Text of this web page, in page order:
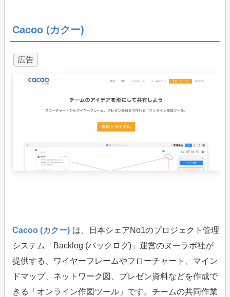
Cacoo (カクー)
広告
Cacoo (カクー) は、日本シェアNo1のプロジェクト管理
システム「Backlog (バックログ)」運営のヌーラボ社が
提供する、ワイヤーフレームやフローチャート、マイン
ドマップ、ネットワーク図、プレゼン資料などを作成で
きる「オンライン作図ツール」です。チームの共同作業